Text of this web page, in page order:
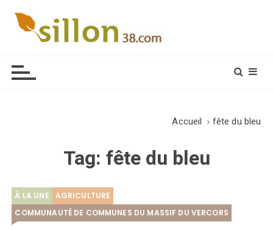
Accueil fête du bleu
Tag: fête du bleu
À LA UNE
AGRICULTURE
COMMUNAUTÉ DE COMMUNES DU MASSIF DU VERCORS